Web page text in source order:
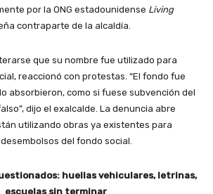
por la ONG estadounidense Living
contraparte de la alcaldía.
que su nombre fue utilizado para
reaccionó con protestas. “El fondo fue
absorbieron, como si fuese subvención del
dijo el exalcalde. La denuncia abre
utilizando obras ya existentes para
del fondo social.
huellas vehiculares, letrinas,
escuelas sin terminar